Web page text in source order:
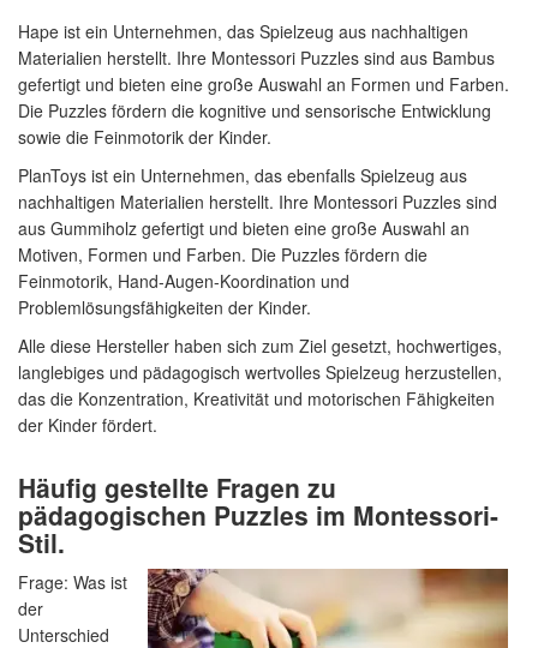
Hape ist ein Unternehmen, das Spielzeug aus nachhaltigen
Materialien herstellt. Ihre Montessori Puzzles sind aus Bambus
gefertigt und bieten eine große Auswahl an Formen und Farben.
Die Puzzles fördern die kognitive und sensorische Entwicklung
sowie die Feinmotorik der Kinder.
PlanToys ist ein Unternehmen, das ebenfalls Spielzeug aus
nachhaltigen Materialien herstellt. Ihre Montessori Puzzles sind
aus Gummiholz gefertigt und bieten eine große Auswahl an
Motiven, Formen und Farben. Die Puzzles fördern die
Feinmotorik, Hand-Augen-Koordination und
Problemlösungsfähigkeiten der Kinder.
Alle diese Hersteller haben sich zum Ziel gesetzt, hochwertiges,
langlebiges und pädagogisch wertvolles Spielzeug herzustellen,
das die Konzentration, Kreativität und motorischen Fähigkeiten
der Kinder fördert.
Häufig gestellte Fragen zu
pädagogischen Puzzles im Montessori-
Stil.
Frage: Was ist
der
Unterschied